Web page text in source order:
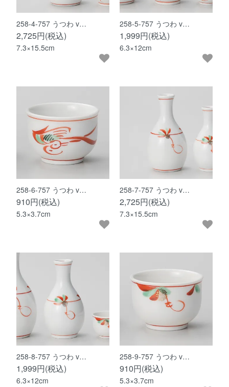
258-4-757 うつわ v…
2,725円(税込)
7.3×15.5cm
258-5-757 うつわ v…
1,999円(税込)
6.3×12cm
258-6-757 うつわ v…
910円(税込)
5.3×3.7cm
258-7-757 うつわ v…
2,725円(税込)
7.3×15.5cm
258-8-757 うつわ v…
1,999円(税込)
6.3×12cm
258-9-757 うつわ v…
910円(税込)
5.3×3.7cm